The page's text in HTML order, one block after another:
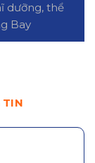
dưỡng, thể
Bay
TIN